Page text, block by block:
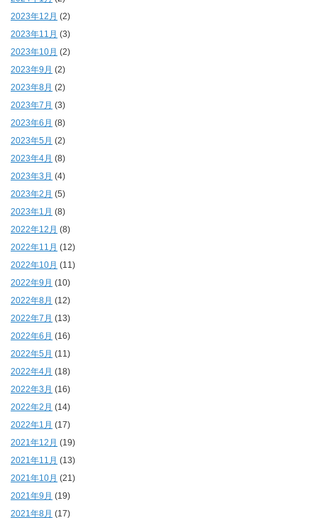
2023年12月 (2)
2023年11月 (3)
2023年10月 (2)
2023年9月 (2)
2023年8月 (2)
2023年7月 (3)
2023年6月 (8)
2023年5月 (2)
2023年4月 (8)
2023年3月 (4)
2023年2月 (5)
2023年1月 (8)
2022年12月 (8)
2022年11月 (12)
2022年10月 (11)
2022年9月 (10)
2022年8月 (12)
2022年7月 (13)
2022年6月 (16)
2022年5月 (11)
2022年4月 (18)
2022年3月 (16)
2022年2月 (14)
2022年1月 (17)
2021年12月 (19)
2021年11月 (13)
2021年10月 (21)
2021年9月 (19)
2021年8月 (17)